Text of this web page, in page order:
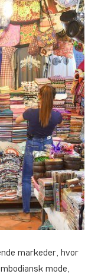
markeder, hvor
mode,